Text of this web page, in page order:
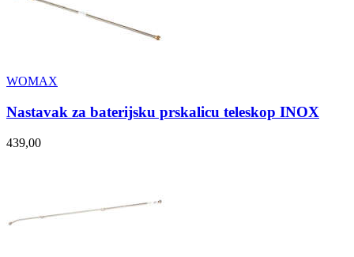
WOMAX
Nastavak za baterijsku prskalicu teleskop INOX
439,00